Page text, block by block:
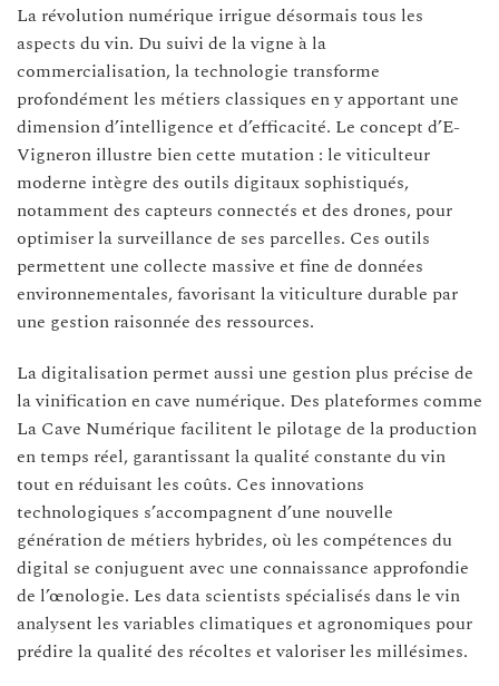
La révolution numérique irrigue désormais tous les
aspects du vin. Du suivi de la vigne à la
commercialisation, la technologie transforme
profondément les métiers classiques en y apportant une
dimension d’intelligence et d’efficacité. Le concept d’E-
Vigneron illustre bien cette mutation : le viticulteur
moderne intègre des outils digitaux sophistiqués,
notamment des capteurs connectés et des drones, pour
optimiser la surveillance de ses parcelles. Ces outils
permettent une collecte massive et fine de données
environnementales, favorisant la viticulture durable par
une gestion raisonnée des ressources.
La digitalisation permet aussi une gestion plus précise de
la vinification en cave numérique. Des plateformes comme
La Cave Numérique facilitent le pilotage de la production
en temps réel, garantissant la qualité constante du vin
tout en réduisant les coûts. Ces innovations
technologiques s’accompagnent d’une nouvelle
génération de métiers hybrides, où les compétences du
digital se conjuguent avec une connaissance approfondie
de l’œnologie. Les data scientists spécialisés dans le vin
analysent les variables climatiques et agronomiques pour
prédire la qualité des récoltes et valoriser les millésimes.